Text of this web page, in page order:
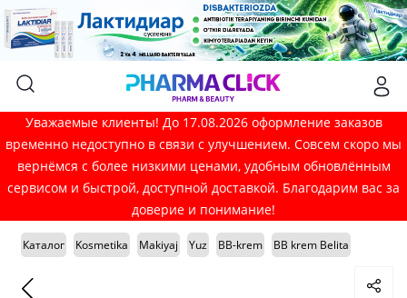
Уважаемые клиенты! До 17.08.2026 оформление заказов
временно недоступно в связи с улучшением. Совсем скоро мы
вернёмся с более низкими ценами, удобным обновлённым
сервисом и быстрой, доступной доставкой. Благодарим вас за
доверие и понимание!
Каталог Kosmetika Makiyaj Yuz BB-krem BB krem Belita